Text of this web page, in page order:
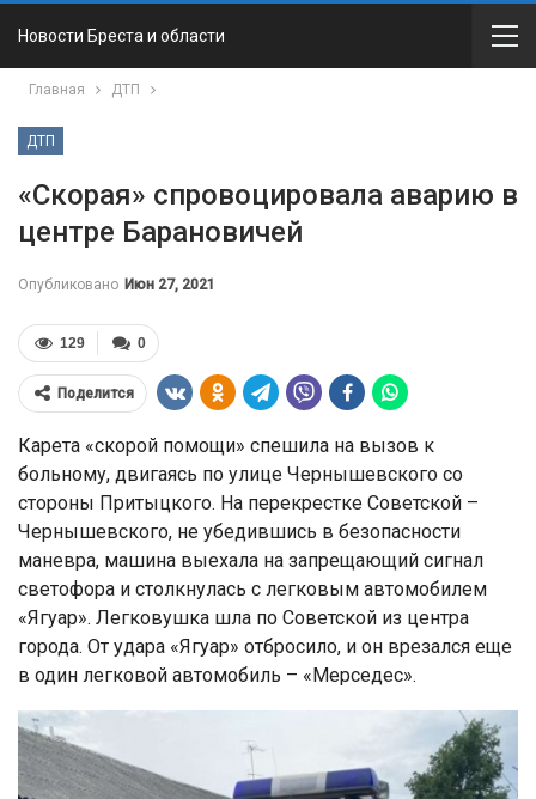
Новости Бреста и области
Главная ДТП
ДТП
«Скорая» спровоцировала аварию в
центре Барановичей
Опубликовано Июн 27, 2021
0
129
Поделится
Карета «скорой помощи» спешила на вызов к
больному, двигаясь по улице Чернышевского со
стороны Притыцкого. На перекрестке Советской –
Чернышевского, не убедившись в безопасности
маневра, машина выехала на запрещающий сигнал
светофора и столкнулась с легковым автомобилем
«Ягуар». Легковушка шла по Советской из центра
города. От удара «Ягуар» отбросило, и он врезался еще
в один легковой автомобиль – «Мерседес».